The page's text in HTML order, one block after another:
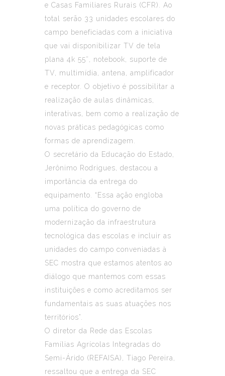
e Casas Familiares Rurais (CFR). Ao
total serão 33 unidades escolares do
campo beneficiadas com a iniciativa
que vai disponibilizar TV de tela
plana 4k 55″, notebook, suporte de
TV, multimídia, antena, amplificador
e receptor. O objetivo é possibilitar a
realização de aulas dinâmicas,
interativas, bem como a realização de
novas práticas pedagógicas como
formas de aprendizagem.
O secretário da Educação do Estado,
Jerônimo Rodrigues, destacou a
importância da entrega do
equipamento. “Essa ação engloba
uma política do governo de
modernização da infraestrutura
tecnológica das escolas e incluir as
unidades do campo conveniadas à
SEC mostra que estamos atentos ao
diálogo que mantemos com essas
instituições e como acreditamos ser
fundamentais as suas atuações nos
territórios”.
O diretor da Rede das Escolas
Famílias Agrícolas Integradas do
Semi-Árido (REFAISA), Tiago Pereira,
ressaltou que a entrega da SEC